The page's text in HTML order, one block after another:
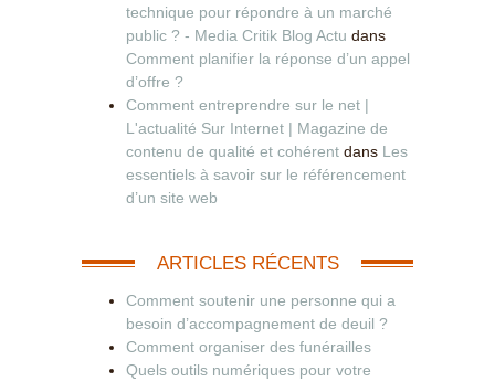
technique pour répondre à un marché
public ? - Media Critik Blog Actu dans
Comment planifier la réponse d’un appel
d’offre ?
Comment entreprendre sur le net |
L'actualité Sur Internet | Magazine de
contenu de qualité et cohérent dans Les
essentiels à savoir sur le référencement
d’un site web
ARTICLES RÉCENTS
Comment soutenir une personne qui a
besoin d’accompagnement de deuil ?
Comment organiser des funérailles
Quels outils numériques pour votre